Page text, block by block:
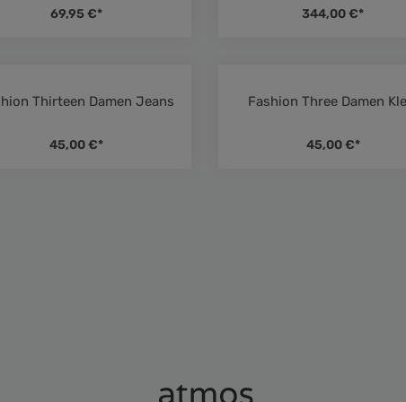
69,95 €* 344,00 €*
5 von 5 Sternen
Thirteen Damen Jeans
45,00 €*
Fashion Three Damen
45,00 €*